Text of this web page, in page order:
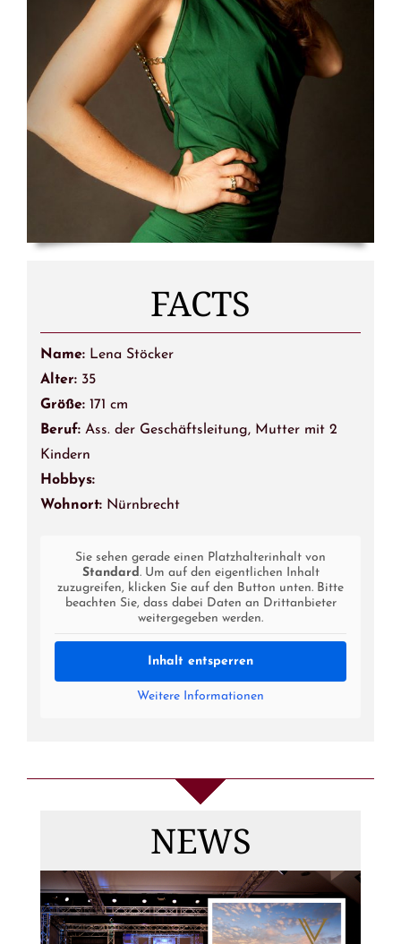
FACTS
Name: Lena Stöcker
Alter: 35
Größe: 171 cm
Beruf: Ass. der Geschäftsleitung, Mutter mit 2
Kindern
Hobbys:
Wohnort: Nürnbrecht
Sie sehen gerade einen Platzhalterinhalt von
Standard . Um auf den eigentlichen Inhalt
zuzugreifen, klicken Sie auf den Button unten. Bitte
beachten Sie, dass dabei Daten an Drittanbieter
weitergegeben werden.
Inhalt entsperren
Weitere Informationen
NEWS
Die
Gewinnerinnen
von MISS & MRS
DEUTSCHLAND
2026, Top Model